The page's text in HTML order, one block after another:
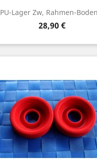
PU-Lager Zw, Rahmen-
Preis
28,90 €